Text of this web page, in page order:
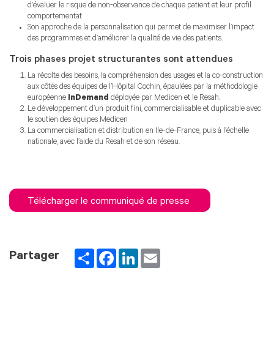
d’évaluer le risque de non-observance de chaque patient et leur profil
comportementat
Son approche de la personnalisation qui permet de maximiser l’impact
des programmes et d’améliorer la qualité de vie des patients.
Trois phases projet structurantes sont attendues
La récolte des besoins, la compréhension des usages et la co-construction
aux côtés des équipes de l’Hôpital Cochin, épaulées par la méthodologie
européenne InDemand déployée par Medicen et le Resah.
Le développement d’un produit fini, commercialisable et duplicable avec
le soutien des équipes Medicen
La commercialisation et distribution en Ile-de-France, puis à l’échelle
nationale, avec l’aide du Resah et de son réseau.
Télécharger le communiqué de presse
Partager PartagerFacebookLinkedInEmail